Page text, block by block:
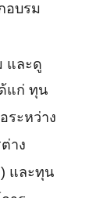
อบรม
และดู
แก่ ทุน
ระหว่าง
าง
และทุน